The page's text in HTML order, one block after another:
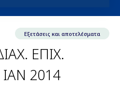
Εξετάσεις και αποτελέσματα
ΕΠΙΧ.
2014